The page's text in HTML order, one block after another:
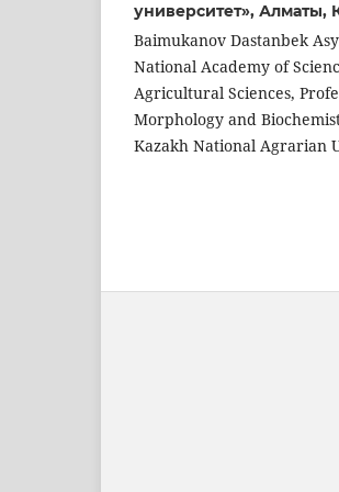
университет», Алматы,
Baimukanov Dastanbek
National Academy of
Agricultural Sciences,
Morphology and
Kazakh National Agrarian